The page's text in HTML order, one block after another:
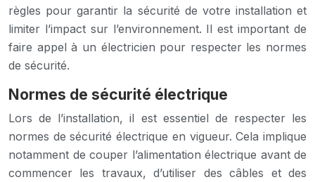
règles pour garantir la sécurité de votre installation et
limiter l’impact sur l’environnement. Il est important de
faire appel à un électricien pour respecter les normes
de sécurité.
Normes de sécurité électrique
Lors de l’installation, il est essentiel de respecter les
normes de sécurité électrique en vigueur. Cela implique
notamment de couper l’alimentation électrique avant de
commencer les travaux, d’utiliser des câbles et des